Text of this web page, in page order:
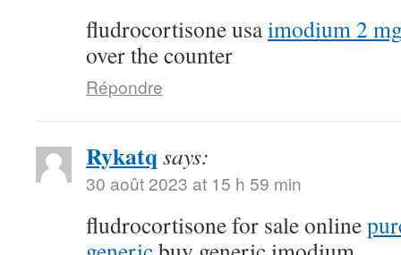
fludrocortisone usaimodium 2
over the counter
Répondre
Rykatq says:
30 août 2023 at 15 h 59 min
fludrocortisone for sale online